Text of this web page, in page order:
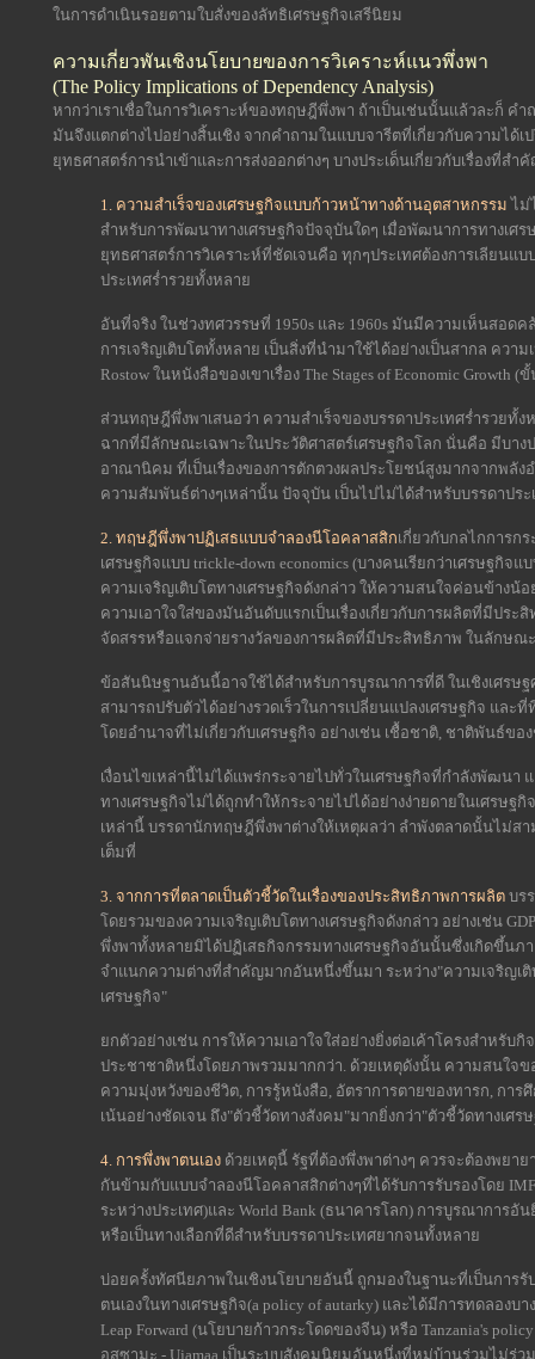
ในการดำเนินรอยตามใบสั่งของลัทธิเศรษฐกิจเสรีนิยม
ความเกี่ยวพันเชิงนโยบายของการวิเคราะห์แนวพึ่งพา
(The Policy Implications of Dependency Analysis)
หากว่าเราเชื่อในการวิเคราะห์ของทฤษฎีพึ่งพา ถ้าเป็นเช่นนั้นแล้วละก็ ค
มันจึงแตกต่างไปอย่างสิ้นเชิง จากคำถามในแบบจารีตที่เกี่ยวกับความได้เ
ยุทธศาสตร์การนำเข้าและการส่งออกต่างๆ บางประเด็นเกี่ยวกับเรื่องที่สำ
1. ความสำเร็จของเศรษฐกิจแบบก้าวหน้าทางด้านอุตสาหกรรมไม่
สำหรับการพัฒนาทางเศรษฐกิจปัจจุบันใดๆ เมื่อพัฒนาการทางเศ
ยุทธศาสตร์การวิเคราะห์ที่ชัดเจนคือ ทุกๆประเทศต้องการเลียนแ
ประเทศร่ำรวยทั้งหลาย
อันที่จริง ในช่วงทศวรรษที่ 1950s และ 1960s มันมีความเห็นสอด
การเจริญเติบโตทั้งหลาย เป็นสิ่งที่นำมาใช้ได้อย่างเป็นสากล คว
Rostow ในหนังสือของเขาเรื่อง The Stages of Economic
ส่วนทฤษฎีพึ่งพาเสนอว่า ความสำเร็จของบรรดาประเทศร่ำรวยทั้ง
ฉากที่มีลักษณะเฉพาะในประวัติศาสตร์เศรษฐกิจโลก นั่นคือ มีบา
อาณานิคม ที่เป็นเรื่องของการตักตวงผลประโยชน์สูงมากจากพลัง
ความสัมพันธ์ต่างๆเหล่านั้น ปัจจุบัน เป็นไปไม่ได้สำหรับบรรดาปร
2. ทฤษฎีพึ่งพาปฏิเสธแบบจำลองนีโอคลาสสิกเกี่ยวกับกลไกการก
เศรษฐกิจแบบ trickle-down economics (บางคนเรียกว่าเศรษฐกิ
ความเจริญเติบโตทางเศรษฐกิจดังกล่าว ให้ความสนใจค่อนข้างน้
ความเอาใจใส่ของมันอันดับแรกเป็นเรื่องเกี่ยวกับการผลิตที่มีปร
จัดสรรหรือแจกจ่ายรางวัลของการผลิตที่มีประสิทธิภาพ ในลักษณ
ข้อสันนิษฐานอันนี้อาจใช้ได้สำหรับการบูรณาการที่ดี ในเชิงเศรษ
สามารถปรับตัวได้อย่างรวดเร็วในการเปลี่ยนแปลงเศรษฐกิจ แล
โดยอำนาจที่ไม่เกี่ยวกับเศรษฐกิจ อย่างเช่น เชื้อชาติ, ชาติพันธ์ข
เงื่อนไขเหล่านี้ไม่ได้แพร่กระจายไปทั่วในเศรษฐกิจที่กำลังพัฒนา
ทางเศรษฐกิจไม่ได้ถูกทำให้กระจายไปได้อย่างง่ายดายในเศรษฐ
เหล่านี้ บรรดานักทฤษฎีพึ่งพาต่างให้เหตุผลว่า ลำพังตลาดนั้นไม่ส
เต็มที่
3. จากการที่ตลาดเป็นตัวชี้วัดในเรื่องของประสิทธิภาพการผลิต บร
โดยรวมของความเจริญเติบโตทางเศรษฐกิจดังกล่าว อย่างเช่น
พึ่งพาทั้งหลายมิได้ปฏิเสธกิจกรรมทางเศรษฐกิจอันนั้นซึ่งเกิดขึ้นภ
จำแนกความต่างที่สำคัญมากอันหนึ่งขึ้นมา ระหว่าง"ความเจริญเ
เศรษฐกิจ"
ยกตัวอย่างเช่น การให้ความเอาใจใส่อย่างยิ่งต่อเค้าโครงสำหรับ
ประชาชาติหนึ่งโดยภาพรวมมากกว่า. ด้วยเหตุดังนั้น ความสนใจข
ความมุ่งหวังของชีวิต, การรู้หนังสือ, อัตราการตายของทารก, กา
เน้นอย่างชัดเจน ถึง"ตัวชี้วัดทางสังคม"มากยิ่งกว่า"ตัวชี้วัดทางเศร
4. การพึ่งพาตนเอง ด้วยเหตุนี้ รัฐที่ต้องพึ่งพาต่างๆ ควรจะต้องพยา
กันข้ามกับแบบจำลองนีโอคลาสสิกต่างๆที่ได้รับการรับรองโดย IMF
ระหว่างประเทศ)และ World Bank (ธนาคารโลก) การบูรณาการอั
หรือเป็นทางเลือกที่ดีสำหรับบรรดาประเทศยากจนทั้งหลาย
บ่อยครั้งทัศนียภาพในเชิงนโยบายอันนี้ ถูกมองในฐานะที่เป็นการ
ตนเองในทางเศรษฐกิจ(a policy of autarky) และได้มีการทดลองบ
Leap Forward (นโยบายก้าวกระโดดของจีน) หรือ Tanzania's
อุสซามะ - Ujamaa เป็นระบบสังคมนิยมอันหนึ่งที่หมู่บ้านร่วมไม่ร่ว